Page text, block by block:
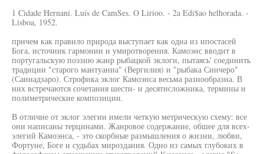
1 Cidade Hernani. Luís de CamSes. O Lirioo. - 2a Edi$ao helhorada. -
Lisboa, 1952.
причем как правило природа выступает как одна из ипостасей
Бога, источник гармонии и умиротворения. Камоэнс вводит в
португальскую поэзию жанр рыбацкой эклоги, пытаясь' соединить
традиции "старого мантуаниа" (Вергилия) и "рыбака Синчеро"
(Саннадзаро). Строфика эклог Камоэнса весьма разнообразна. В
них встречаются сочетания шести- и десятисложника, термины и
полиметрические композиции.
В отличие от эклог элегии имели четкую метрическую схему: все
они написаны терцинами. Жанровое содержание, обшее для всех-
элегий Камоэнса, - это скорбные размышления о жизни, любви,
Фортуне, Боге и судьбах мироздания. Одно из самых глубоких в